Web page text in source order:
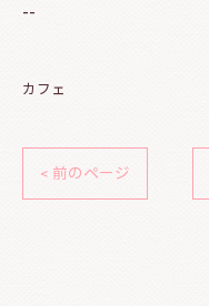
--
カフェ
< 前のページ